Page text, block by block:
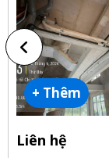
+ Thêm
Liên hệ